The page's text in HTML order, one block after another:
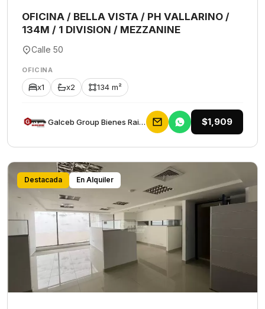
OFICINA / BELLA VISTA / PH VALLARINO /
134M / 1 DIVISION / MEZZANINE
Calle 50
OFICINA
x1 x2 134 m²
Galceb Group Bienes Raices $1,909
Destacada En Alquiler